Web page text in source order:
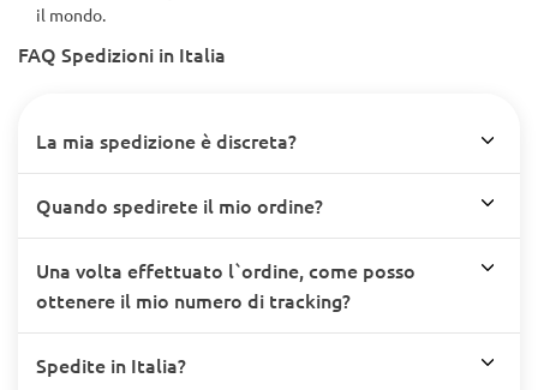
il mondo.
FAQ Spedizioni in Italia
La mia spedizione è discreta?
Quando spedirete il mio ordine?
Una volta effettuato l`ordine, come posso
ottenere il mio numero di tracking?
Spedite in Italia?